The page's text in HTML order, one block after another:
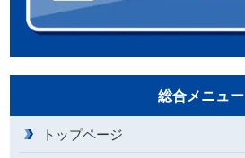
総合メニュー
トップページ